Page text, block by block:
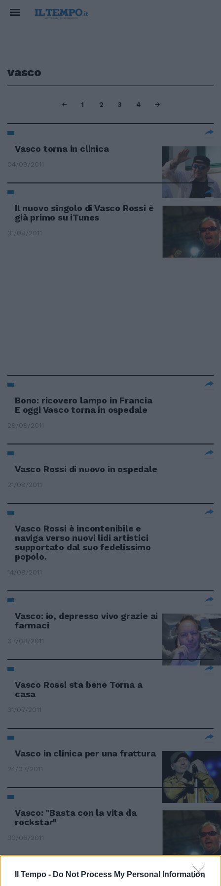
Il Tempo - Do Not Process My Personal Information
vasco
1 2 3 4
Vasco torna in clinica
04/09/2011
Il nuovo singolo di Vasco Rossi è
già primo su iTunes
31/08/2011
Bono: ricovero lampo in Francia
E oggi Vasco torna in ospedale
28/08/2011
Vasco Rossi di nuovo in ospedale
21/08/2011
Vasco Rossi è incontenibile e
naviga verso nuovi lidi artistici
supportato dal suo fedelissimo
popolo.
14/08/2011
Vasco: io, depresso vivo grazie ai
farmaci
07/08/2011
Vasco Rossi sta bene Torna a
casa
31/07/2011
Vasco in clinica per una frattura
24/07/2011
Vasco: "Basta con la vita da
rockstar"
30/06/2011
Il rock di Vasco riempie San Siro